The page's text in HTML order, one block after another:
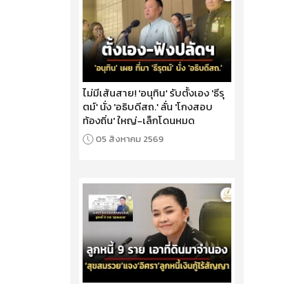
ไม่มีเส้นสาย! 'อนุทิน' รับตั้งเอง 'ธีรุ
ตม์' นั่ง 'อธิบดีสถ.' ลั่น 'โกงสอบ
ท้องถิ่น' ใหญ่-เล็กโดนหมด
05 สิงหาคม 2569